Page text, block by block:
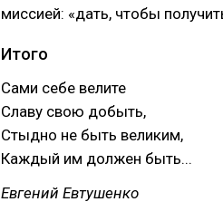
миссией: «дать, чтобы
Итого
Сами себе велите
Славу свою добыть,
Стыдно не быть великим,
Каждый им должен быть...
Евгений Евтушенко